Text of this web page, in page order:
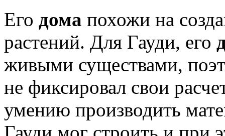
Его дома похожи на
растений. Для Гауди, его
живыми существами,
не фиксировал свои
умению производить